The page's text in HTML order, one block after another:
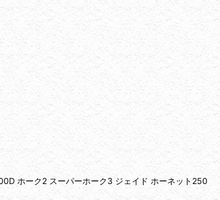
ホーク2 スーパーホーク3 ジェイド ホーネット250